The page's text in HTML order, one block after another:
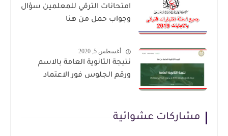
امتحانات الترقي للمعلمين سؤال
وجواب حمل من هنا
أغسطس 5, 2020
نتيجة الثانوية العامة بالاسم
ورقم الجلوس فور الاعتماد
مشاركات عشوائية